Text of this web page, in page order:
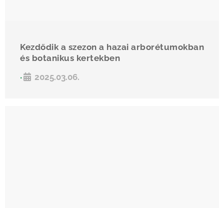
Kezdődik a szezon a hazai arborétumokban
és botanikus kertekben
• 2025.03.06.